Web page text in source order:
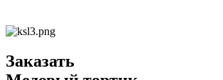
Заказать